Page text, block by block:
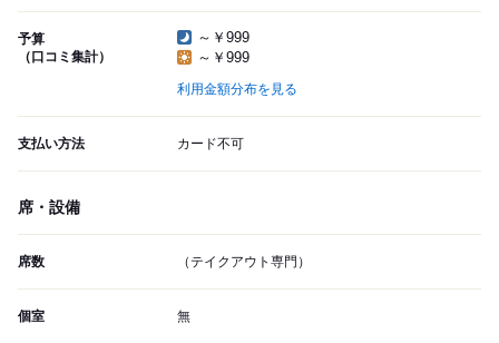
予算
（口コミ集計）
～￥999
～￥999
利用金額分布を見る
支払い方法 カード不可
席・設備
席数 （テイクアウト専門）
個室 無